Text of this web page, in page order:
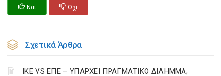
Ναι Οχι
Σχετικά Άρθρα
ΙΚΕ VS ΕΠΕ – ΥΠΑΡΧΕΙ ΠΡΑΓΜΑΤΙΚΟ ΔΙΛΗΜΜΑ;